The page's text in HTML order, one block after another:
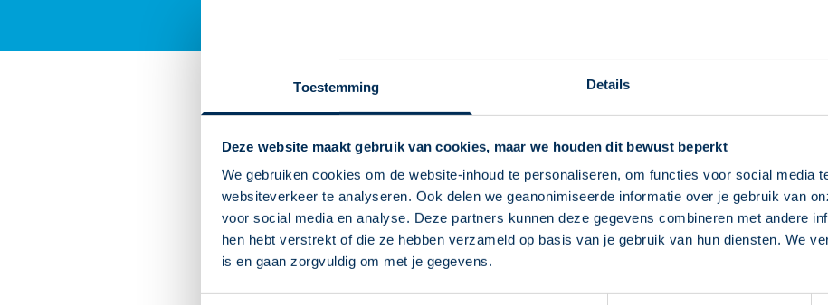
Toestemming Details
Deze website maakt gebruik van cookies, maar we houden dit bewust beperkt
We gebruiken cookies om de website-inhoud te personaliseren, om functies voor social media
websiteverkeer te analyseren. Ook delen we geanonimiseerde informatie over je gebruik van
voor social media en analyse. Deze partners kunnen deze gegevens combineren met andere
hen hebt verstrekt of die ze hebben verzameld op basis van je gebruik van hun diensten. We
is en gaan zorgvuldig om met je gegevens.
Deze Service Apotheek staat nu ingesteld als
jouw apotheek
Zo kan je makkelijk alle informatie vinden in het
Service Apotheek
Vandaag open van
info@apotheeknieuwland.nl
010 789 16 20